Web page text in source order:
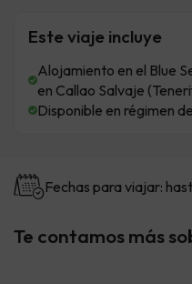
Este viaje incluye
Alojamiento en el Blue
en Callao Salvaje
Disponible en régimen
Fechas para viajar:
Te contamos más